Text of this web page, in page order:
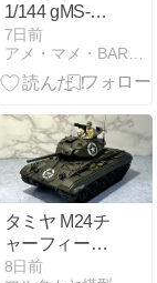
1/144 gMS-01
ゲルググ ボカ
タ機(GQ)
7日前
アメ・マメ・BAR 本店
タミヤ M24チ
ャーフィー完
成
8日前